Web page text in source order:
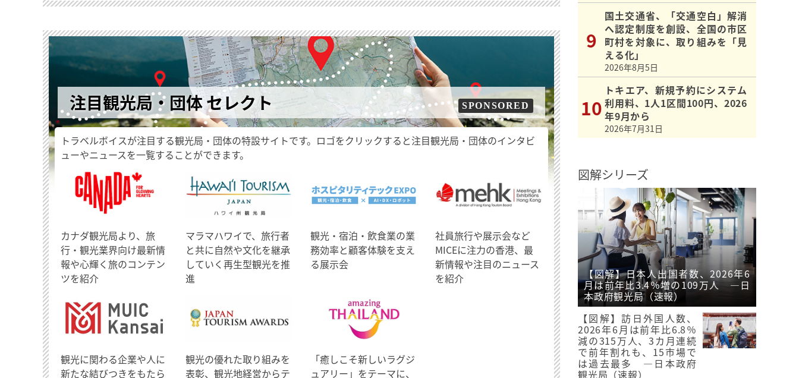
注目観光局・団体 セレクト SPONSORED
トラベルボイスが注目する観光局・団体の特設サイトです。ロゴをクリックすると注目観光局・団体のインタビ
ューやニュースを一覧することができます。
​カナダ観光局より、旅
行・観光業界向け最新情
報や心輝く旅のコンテン
ツを紹介
マラマハワイで、旅行者
と共に自然や文化を継承
していく再生型観光を推
進
観光・宿泊・飲食業の業
務効率と顧客体験を支え
る展示会
社員旅行や展示会など
MICEに注力の香港、最
新情報や注目のニュース
を紹介
観光に関わる企業や人に
新たな結びつきをもたら
観光の優れた取り組みを
表彰、観光地経営からテ
「癒しこそ新しいラグジ
ュアリー」をテーマに、
国土交通省、「交通空白」解消
へ認定制度を創設、全国の市区
町村を対象に、取り組みを「見
える化」
2026年8月5日
トキエア、新規予約にシステム
利用料、1人1区間100円、2026
年9月から
2026年7月31日
図解シリーズ
【図解】日本人出国者数、2026年6
月は前年比3.4％増の109万人 ―日
本政府観光局（速報）
【図解】訪日外国人数、
2026年6月は前年比6.8％
減の315万人、3カ月連続
で前年割れも、15市場で
は過去最多 ―日本政府
観光局（速報）